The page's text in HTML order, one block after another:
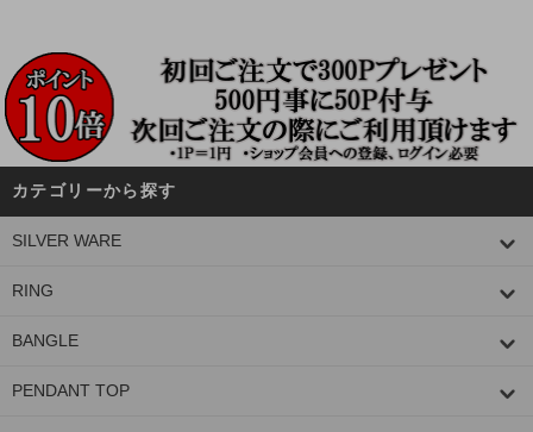
カテゴリーから探す
SILVER WARE
RING
BANGLE
PENDANT TOP